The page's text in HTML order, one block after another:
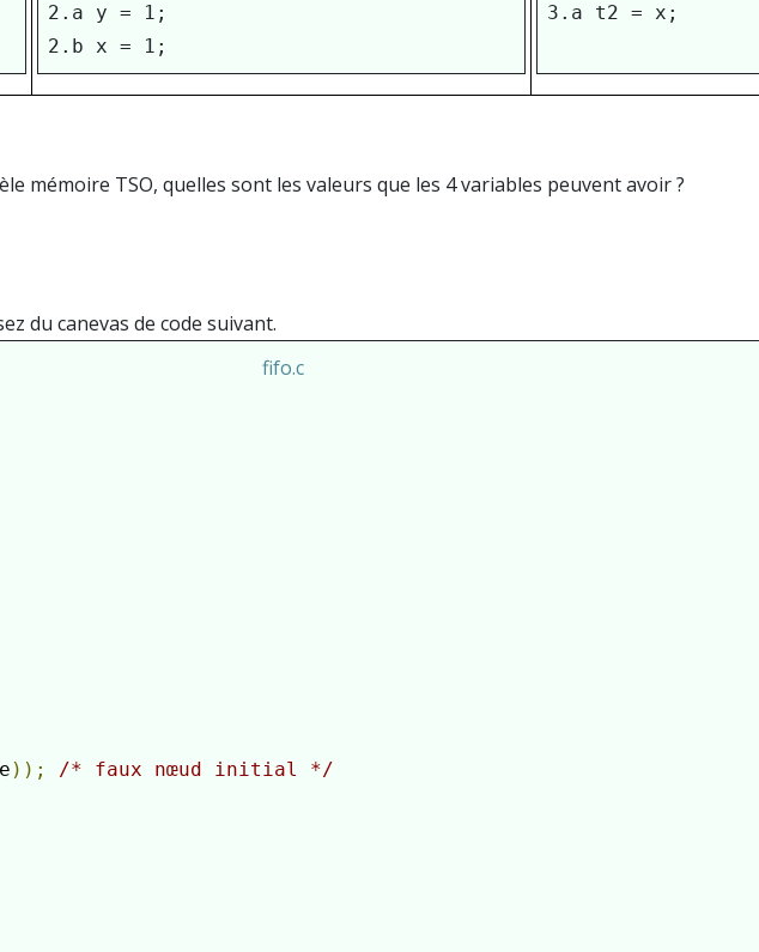
2.a y = 1;
2.b x = 1;
3.a t2 = x;
mémoire TSO, quelles sont les valeurs que les 4 variables peuvent avoir ?
du canevas de code suivant.
fifo.c
));
/* faux nœud initial */